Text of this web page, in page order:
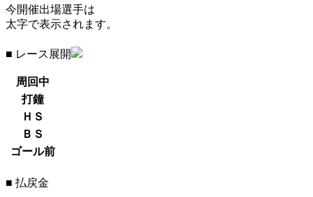
今開催出場選手は
太字で表示されます。
■ レース展開
周回中
打鐘
ＨＳ
ＢＳ
ゴール前
■ 払戻金